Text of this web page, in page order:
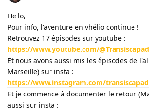
Hello,
Pour info, l'aventure en vhélio continue !
Retrouvez 17 épisodes sur youtube :
https://www.youtube.com/
Et nous avons aussi mis les épisodes de
Marseille) sur insta :
https://www.instagram.com/
Et je commence à documenter le retour
aussi sur insta :